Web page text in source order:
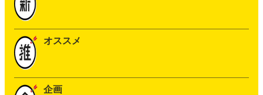
オススメ
企画